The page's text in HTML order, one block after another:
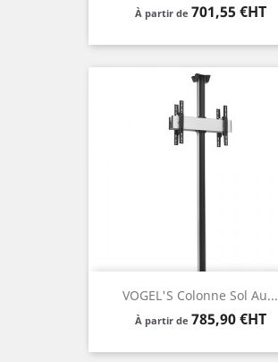
À partir de Prix
701,55 €HT
VOGEL'S Colonne Sol Au...
À partir de Prix
785,90 €HT